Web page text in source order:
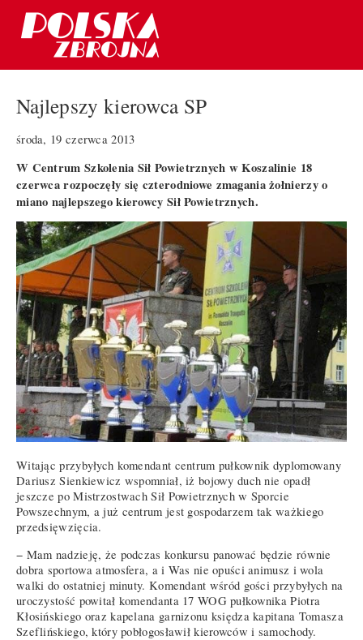
Najlepszy kierowca SP
środa, 19 czerwca 2013
W Centrum Szkolenia Sił Powietrznych w Koszalinie 18
czerwca rozpoczęły się czterodniowe zmagania żołnierzy o
miano najlepszego kierowcy Sił Powietrznych.
Witając przybyłych komendant centrum pułkownik dyplomowany
Dariusz Sienkiewicz wspomniał, iż bojowy duch nie opadł
jeszcze po Mistrzostwach Sił Powietrznych w Sporcie
Powszechnym, a już centrum jest gospodarzem tak ważkiego
przedsięwzięcia.
− Mam nadzieję, że podczas konkursu panować będzie równie
dobra sportowa atmosfera, a i Was nie opuści animusz i wola
walki do ostatniej minuty. Komendant wśród gości przybyłych na
uroczystość powitał komendanta 17 WOG pułkownika Piotra
Kłosińskiego oraz kapelana garnizonu księdza kapitana Tomasza
Szeflińskiego, który pobłogosławił kierowców i samochody.